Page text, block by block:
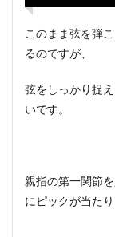
このまま弦を弾
るのですが、
弦をしっかり捉
いです。
親指の第一関節
にピックが当たり